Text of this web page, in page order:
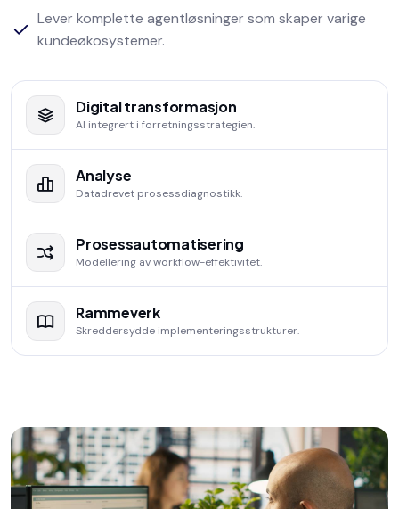
Lever komplette agentløsninger som skaper varige
kundeøkosystemer.
Digital transformasjon
AI integrert i forretningsstrategien.
Analyse
Datadrevet prosessdiagnostikk.
Prosessautomatisering
Modellering av workflow-effektivitet.
Rammeverk
Skreddersydde implementeringsstrukturer.